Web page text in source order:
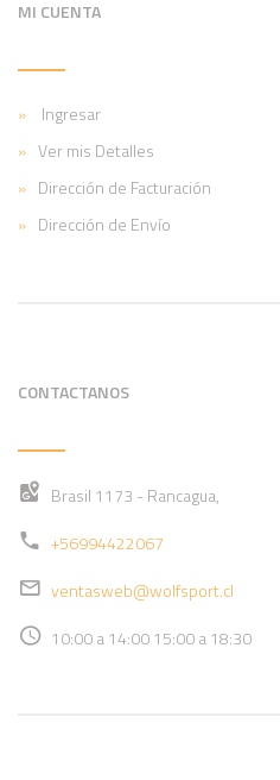
MI CUENTA
Ingresar
Ver mis Detalles
Dirección de Facturación
Dirección de Envío
CONTACTANOS
Brasil 1173 - Rancagua,
+56994422067
ventasweb@wolfsport.cl
10:00 a 14:00 15:00 a 18:30